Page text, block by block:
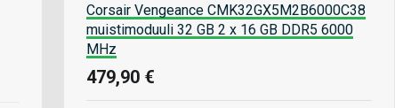
Corsair Vengeance CMK32GX5M2B6000C38
muistimoduuli 32 GB 2 x 16 GB DDR5 6000
MHz
479,90 €